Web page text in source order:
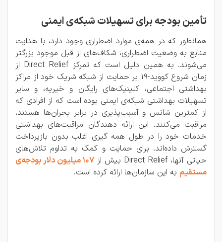
تأمین بودجه برای تسهیلات شبکه‌ی ایمنی
همانطور که در همه‌ی موارد اضطراری وجود دارد، با هدایت
منابع به وضعیت اضطراری، شکاف‌های از قبل موجود بزرگتر
می‌شوند. به همین دلیل است که تمرکز Direct Relief از
زمان شروع کووید-19 بر حمایت از شبکه شریک خود از مراکز
بهداشتی اجتماعی، کلینیک‌های رایگان و خیریه، و سایر
تسهیلات بهداشتی شبکه‌ی ایمنی بوده است که از افرادی که
از کمترین شانس و آسیب‌پذیری در برابر بحران‌ها هستند،
مراقبت می‌کنند. این ارائه دهندگان مراقبت‌های بهداشتی
خدمات خود را در طول همه گیری اغلب بدون بازپرداخت
گسترش داده‌اند. برای حمایت و کمک به تداوم تلاش‌های
حیاتی آنها، Direct Relief بیش از
107 میلیون دلار بودجه‌ی
مستقیم به این سازمان‌ها ارائه کرده است.